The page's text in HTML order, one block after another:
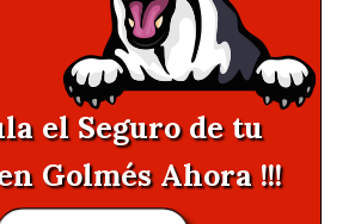
el Seguro de tu
Golmés Ahora !!!